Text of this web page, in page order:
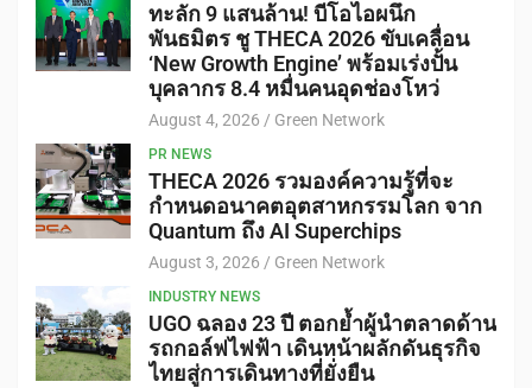
ทะลัก 9 แสนล้าน! บีโอไอผนึก
พันธมิตร ชู THECA 2026 ขับเคลื่อน
‘New Growth Engine’ พร้อมเร่งปั้น
บุคลากร 8.4 หมื่นคนอุดช่องโหว่
August 4, 2026 Green Network
PR NEWS
THECA 2026 รวมองค์ความรู้ที่จะ
กำหนดอนาคตอุตสาหกรรมโลก จาก
Quantum ถึง AI Superchips
August 3, 2026 Green Network
INDUSTRY NEWS
UGO ฉลอง 23 ปี ตอกย้ำผู้นำตลาดด้าน
รถกอล์ฟไฟฟ้า เดินหน้าผลักดันธุรกิจ
ไทยสู่การเดินทางที่ยั่งยืน